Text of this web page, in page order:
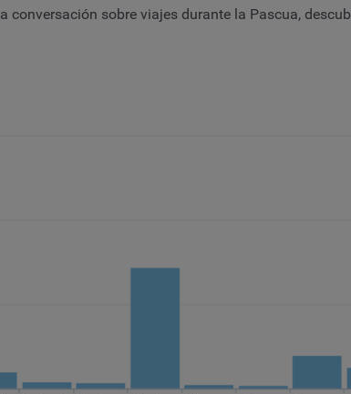
sobre viajes durante la Pascua,